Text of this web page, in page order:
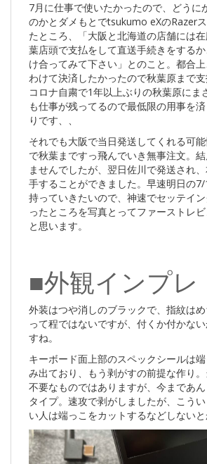
7月に仕事で使いたかったので、どうに
のかとダメもとでtsukumo eXのRazer
たところ、「大阪と北海道の店舗には
葉店頭で支払をして直送手続きをする
け合ってみて下さい」とのこと。都合
わけて決済したかったので秋葉原まで支
コロナ自粛で1年以上ぶりの秋葉原にま
も仕事が残ってるので最低限の用事を
りです、、
それでも大阪で当日発送してくれる可
で秋葉まですっ飛んでいき無事注文。
ませんでしたが、翌日佐川で発送され
手することができました。早速明日の
持っていきたいので、神速でセッテイ
ったところを写真とってファーストレ
と思います。
■外観インプレ
外装はつや消しのブラックで、指紋は
って程ではないですが、付くか付かな
すね。
キーボード面上部のスペックシールは
み出ており、もう剥がすの前提な作り
不要なものではありますが、今まであ
タイプ。速攻で剥がしましたが、こう
い人は端っこをカットするなどしないと